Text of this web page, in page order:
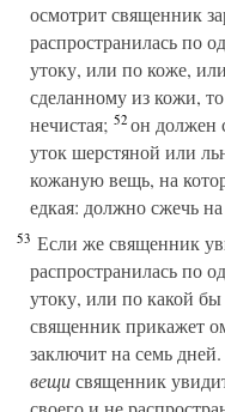
осмотрит священник
распространилась по
утоку, или по коже,
сделанному из кожи, то
нечистая; 52он должен
уток шерстяной или
кожаную вещь, на
едкая: должно сжечь
53 Если же священник
распространилась по
утоку, или по какой
священник прикажет
заключит на семь дней.
вещисвященник